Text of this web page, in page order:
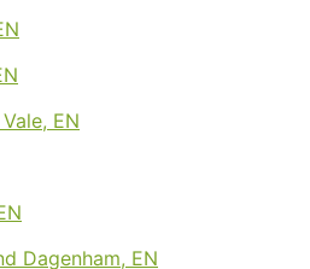
EN
Dagenham, EN